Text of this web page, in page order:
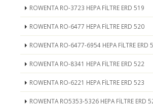
ROWENTA RO-3723 HEPA FİLTRE ERD 519
ROWENTA RO-6477 HEPA FİLTRE ERD 520
ROWENTA RO-6477-6954 HEPA FİLTRE ERD
ROWENTA RO-8341 HEPA FİLTRE ERD 522
ROWENTA RO-6221 HEPA FİLTRE ERD 523
ROWENTA RO5353-5326 HEPA FİLTRE ERD